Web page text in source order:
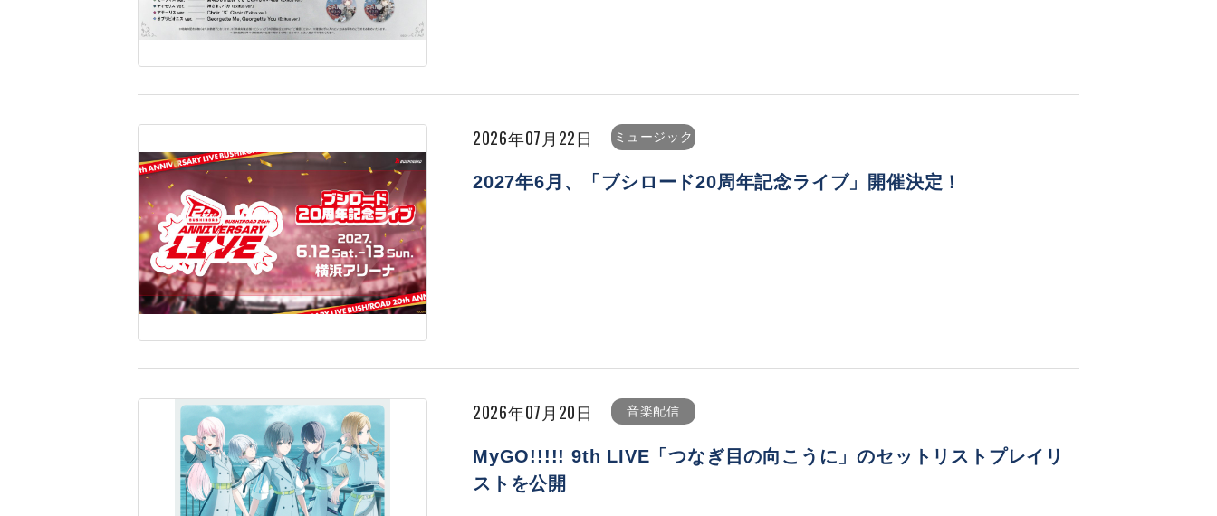
2026年07月22日 ミュージック
2027年6月、「ブシロード20周年記念ライブ」開催決定！
2026年07月20日 音楽配信
MyGO!!!!! 9th LIVE「つなぎ目の向こうに」のセットリストプレイリ
ストを公開